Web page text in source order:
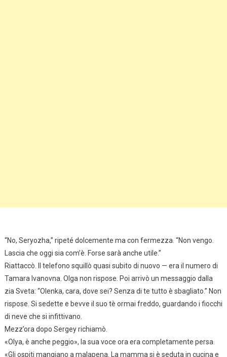
“No, Seryozha,” ripeté dolcemente ma con fermezza. “Non vengo.
Lascia che oggi sia com’è. Forse sarà anche utile.”
Riattaccò. Il telefono squillò quasi subito di nuovo — era il numero di
Tamara Ivanovna. Olga non rispose. Poi arrivò un messaggio dalla
zia Sveta: “Olenka, cara, dove sei? Senza di te tutto è sbagliato.” Non
rispose. Si sedette e bevve il suo tè ormai freddo, guardando i fiocchi
di neve che si infittivano.
Mezz’ora dopo Sergey richiamò.
«Olya, è anche peggio», la sua voce ora era completamente persa.
«Gli ospiti mangiano a malapena. La mamma si è seduta in cucina e